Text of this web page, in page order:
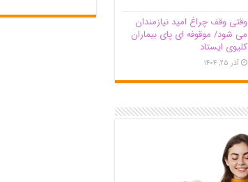
وقتی وقف چراغ امید نیازمندان
می شود/ موقوفه ای پای بیماران
کلیوی ایستاد
آذر ۲۵, ۱۴۰۴